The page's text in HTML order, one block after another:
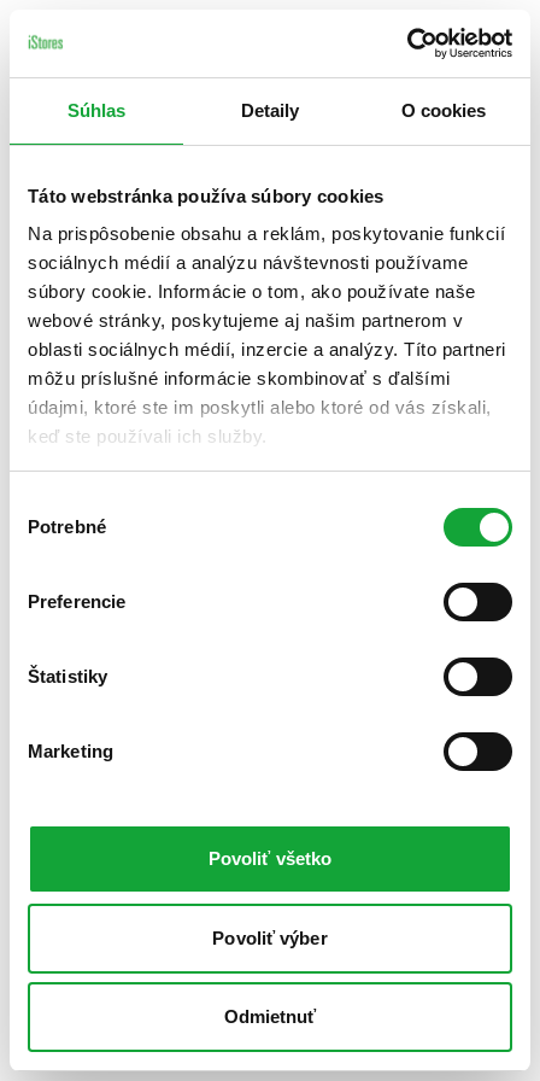
Súhlas Detaily O cookies
Táto webstránka používa súbory cookies
Na prispôsobenie obsahu a reklám, poskytovanie funkcií
sociálnych médií a analýzu návštevnosti používame
súbory cookie. Informácie o tom, ako používate naše
webové stránky, poskytujeme aj našim partnerom v
oblasti sociálnych médií, inzercie a analýzy. Títo partneri
môžu príslušné informácie skombinovať s ďalšími
údajmi, ktoré ste im poskytli alebo ktoré od vás získali,
keď ste používali ich služby.
súhlasu
Potrebné
Preferencie
Štatistiky
Marketing
Povoliť všetko
Povoliť výber
Odmietnuť